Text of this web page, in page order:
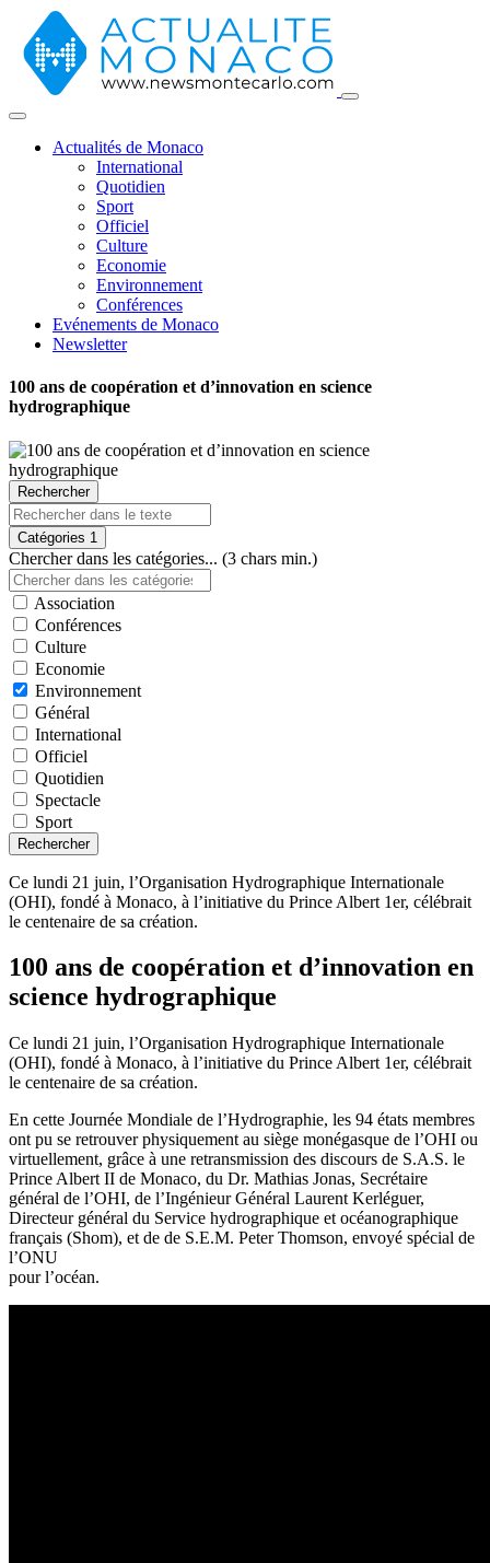
Actualités de Monaco
International
Quotidien
Sport
Officiel
Culture
Economie
Environnement
Conférences
Evénements de Monaco
Newsletter
100 ans de coopération et d’innovation en science
hydrographique
Rechercher
Catégories 1
Chercher dans les catégories... (3 chars min.)
Association
Conférences
Culture
Economie
Environnement
Général
International
Officiel
Quotidien
Spectacle
Sport
Rechercher
Ce lundi 21 juin, l’Organisation Hydrographique Internationale
(OHI), fondé à Monaco, à l’initiative du Prince Albert 1er, célébrait
le centenaire de sa création.
100 ans de coopération et d’innovation en
science hydrographique
Ce lundi 21 juin, l’Organisation Hydrographique Internationale
(OHI), fondé à Monaco, à l’initiative du Prince Albert 1er, célébrait
le centenaire de sa création.
En cette Journée Mondiale de l’Hydrographie, les 94 états membres
ont pu se retrouver physiquement au siège monégasque de l’OHI ou
virtuellement, grâce à une retransmission des discours de S.A.S. le
Prince Albert II de Monaco, du Dr. Mathias Jonas, Secrétaire
général de l’OHI, de l’Ingénieur Général Laurent Kerléguer,
Directeur général du Service hydrographique et océanographique
français (Shom), et de de S.E.M. Peter Thomson, envoyé spécial de
l’ONU
pour l’océan.